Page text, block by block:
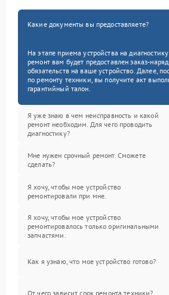
Какие документы вы предоставляете?
На этапе приема устройства на
ремонт вам будет предоставлен заказ-
обязательств на ваше устройство. Далее,
по ремонту техники, вы получите акт
гарантийный талон.
Я уже знаю в чем неисправность и какой
ремонт необходим. Для чего проводить
диагностику?
Мне нужен срочный ремонт. Сможете
сделать?
Я хочу, чтобы мое устройство
ремонтировали при мне.
Я хочу, чтобы мое устройство
ремонтировалось только оригинальными
запчастями.
Как я узнаю, что мое устройство готово?
От чего зависит срок ремонта техники?